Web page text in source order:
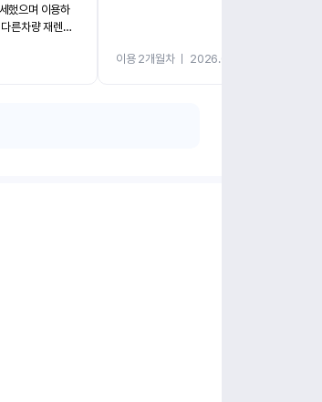
했으며 이용하
른차량 재렌트
이용 2개월차ㅣ 2026.07.08